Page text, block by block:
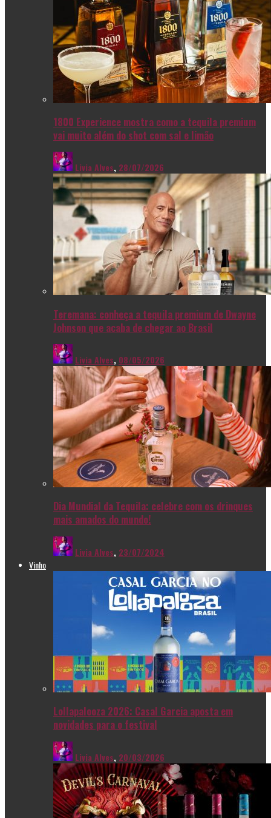
1800 Experience mostra como a tequila premium
vai muito além do shot com sal e limão
Livia Alves, 28/07/2026
Teremana: conheça a tequila premium de Dwayne
Johnson que acaba de chegar ao Brasil
Livia Alves, 08/05/2026
Dia Mundial da Tequila: celebre com os drinques
mais amados do mundo!
Livia Alves, 23/07/2024
Vinho
Lollapalooza 2026: Casal Garcia aposta em
novidades para o festival
Livia Alves, 20/03/2026